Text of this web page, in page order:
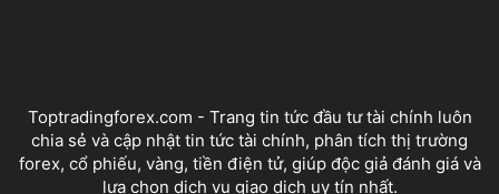
Toptradingforex.com - Trang tin tức đầu tư tài chính luôn
chia sẻ và cập nhật tin tức tài chính, phân tích thị trường
forex, cổ phiếu, vàng, tiền điện tử, giúp độc giả đánh giá và
lựa chọn dịch vụ giao dịch uy tín nhất.